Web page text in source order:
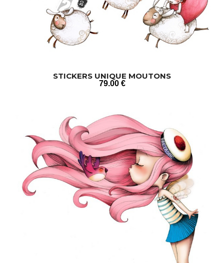
STICKERS UNIQUE MOUTONS
79.00 €